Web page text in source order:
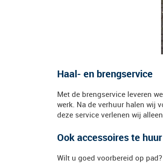
Haal- en brengservice
Met de brengservice leveren
werk. Na de verhuur halen wij
deze service verlenen wij
Ook accessoires te huur
Wilt u goed voorbereid op